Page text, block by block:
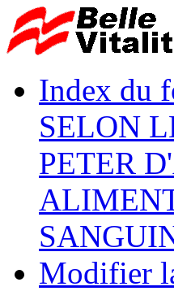
Index du
SELON
PETER
Modifier